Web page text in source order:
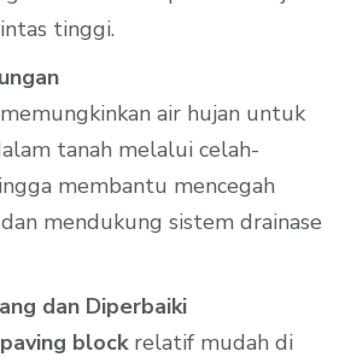
tinggi.
air hujan untuk
tanah melalui celah-
membantu mencegah
mendukung sistem drainase
dan Diperbaiki
paving blockrelatif mudah di